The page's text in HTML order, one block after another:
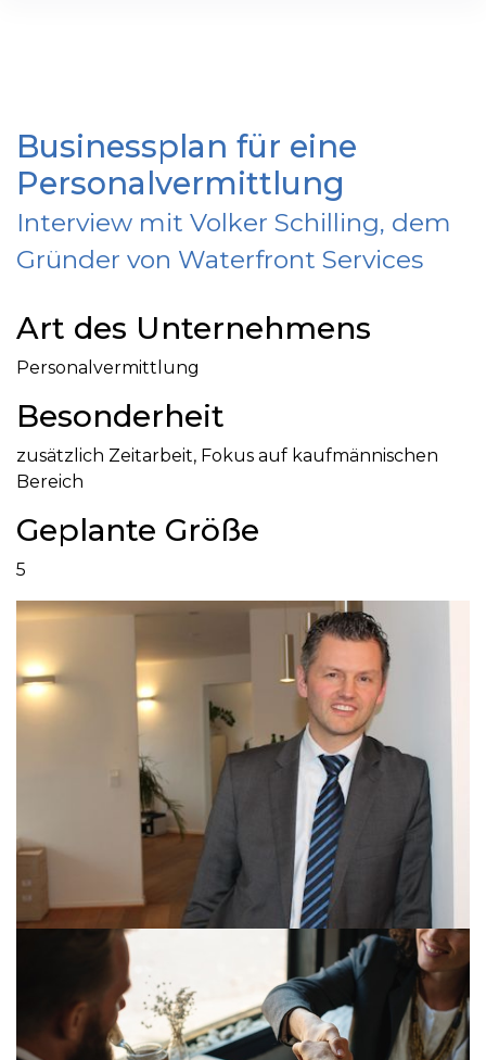
Businessplan für eine
Personalvermittlung
Interview mit Volker Schilling, dem
Gründer von Waterfront Services
Art des Unternehmens
Personalvermittlung
Besonderheit
zusätzlich Zeitarbeit, Fokus auf kaufmännischen
Bereich
Geplante Größe
5